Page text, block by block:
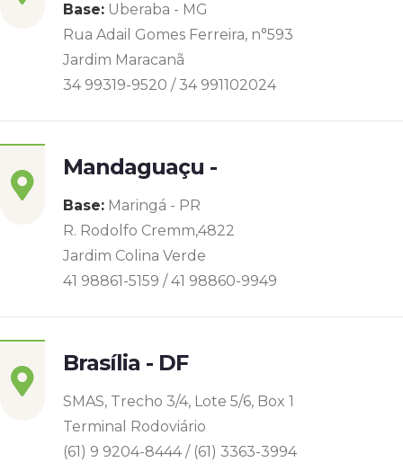
Base: Uberaba - MG
Rua Adail Gomes Ferreira, n°593
Jardim Maracanã
34 99319-9520 / 34 991102024
Mandaguaçu -
Base: Maringá - PR
R. Rodolfo Cremm,4822
Jardim Colina Verde
41 98861-5159 / 41 98860-9949
Brasília - DF
SMAS, Trecho 3/4, Lote 5/6, Box 1
Terminal Rodoviário
(61) 9 9204-8444 / (61) 3363-3994